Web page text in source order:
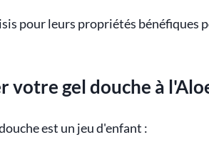
pour leurs propriétés bénéfiques
votre gel douche à
est un jeu d'enfant :